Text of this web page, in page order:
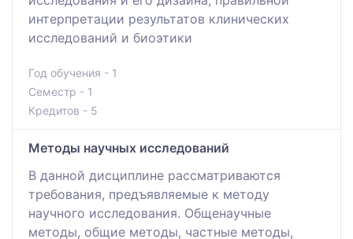
интерпретации результатов клинических
исследований и биоэтики
Год обучения - 1
Семестр - 1
Кредитов - 5
Методы научных исследований
В данной дисциплине рассматриваются
требования, предъявляемые к методу
научного исследования. Общенаучные
методы, общие методы, частные методы,